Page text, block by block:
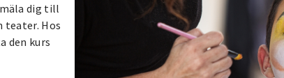
dig till
teater. Hos
den kurs